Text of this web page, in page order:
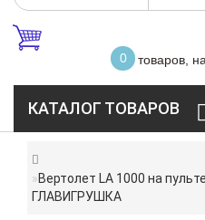
0 товаров,
КАТАЛОГ ТОВАРОВ
Вертолет LA 1000 на
ГЛАВИГРУШКА